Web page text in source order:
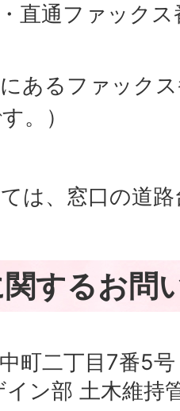
直通ファック
にあるファック
。）
は、窓口の道
するお問
町二丁目7番5号
ン部 土木維持